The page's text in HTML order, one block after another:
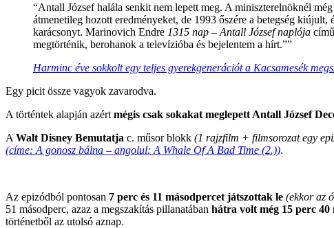
“Antall József halála senkit nem lepett meg. A miniszterelnöknél
átmenetileg hozott eredményeket, de 1993 őszére a betegség
karácsonyt. Marinovich Endre 1315 nap – Antall József naplója
megtörténik, berohanok a televízióba és bejelentem a hírt.””
Harminc éve sokkolt egy teljes gyerekgenerációt a Kacsamesék
Egy picit össze vagyok zavarodva.
A történtek alapján azért mégis csak sokakat meglepett Antall József
A Walt Disney Bemutatja c. műsor blokk (1 rajzfilm + filmsorozat egy
(címe: A gonosz bálna – angolul: A Whale Of A Bad Time (2.)).
Az epizódból pontosan 7 perc és 11 másodpercet játszottak le (ekkor az
51 másodperc, azaz a megszakítás pillanatában hátra volt még 15 perc
történetből az utolsó aznap.